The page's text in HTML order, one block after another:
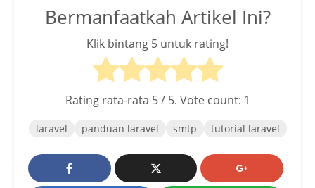
Bermanfaatkah Artikel Ini?
Klik bintang 5 untuk rating!
Rating rata-rata 5/ 5. Vote count: 1
laravel panduan laravel smtp tutorial laravel